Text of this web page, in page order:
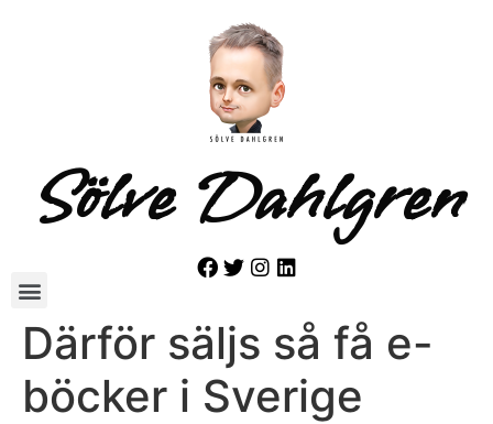
Sölve Dahlgren
Därför säljs så få e-
böcker i Sverige